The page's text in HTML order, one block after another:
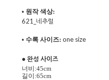
• 원작 색상:
621_네추럴
• 수록 사이즈: one size
• 완성 사이즈
너비:45cm
길이:65cm